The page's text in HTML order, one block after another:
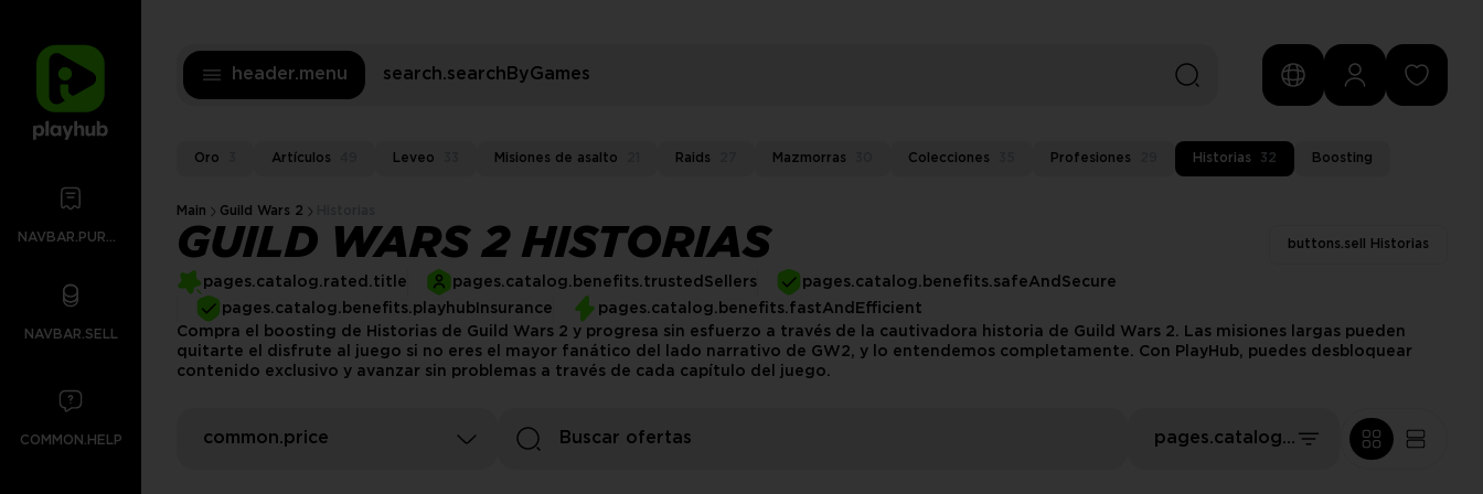
header.menu search.searchByGames
Oro Artículos Leveo Misiones de asalto Raids Mazmorras Colecciones Profesiones Historias 32 Boosting
Main Guild Wars 2
GUILD WARS 2 HISTORIAS buttons.sell Historias
pages.catalog.rated.title pages.catalog.benefits.trustedSellers
pages.catalog.benefits.safeAndSecure
pages.catalog.benefits.playhubInsurance
pages.catalog.benefits.fastAndEfficient
Compra el boosting de Historias de Guild Wars 2 y progresa sin esfuerzo a través de la cautivadora historia de Guild Wars 2. Las misiones largas pueden
quitarte el disfrute al juego si no eres el mayor fanático del lado narrativo de GW2, y lo entendemos completamente. Con PlayHub, puedes desbloquear
contenido exclusivo y avanzar sin problemas a través de cada capítulo del juego.
common.price pages.catalog.sort.ourPics
NAVBAR.SELL
COMMON.HELP